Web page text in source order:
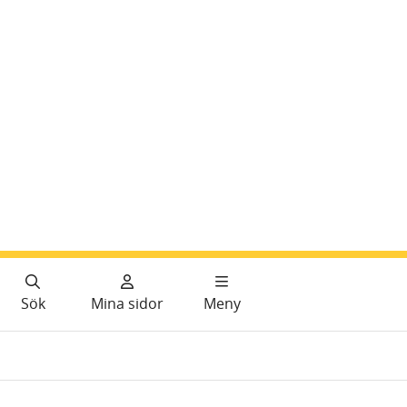
Sök Mina sidor Meny